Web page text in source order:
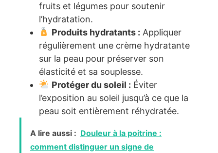
fruits et légumes pour soutenir
l’hydratation.
Produits hydratants : Appliquer
régulièrement une crème hydratante
sur la peau pour préserver son
élasticité et sa souplesse.
Protéger du soleil : Éviter
l’exposition au soleil jusqu’à ce que la
peau soit entièrement réhydratée.
A lire aussi : Douleur à la poitrine :
comment distinguer un signe de